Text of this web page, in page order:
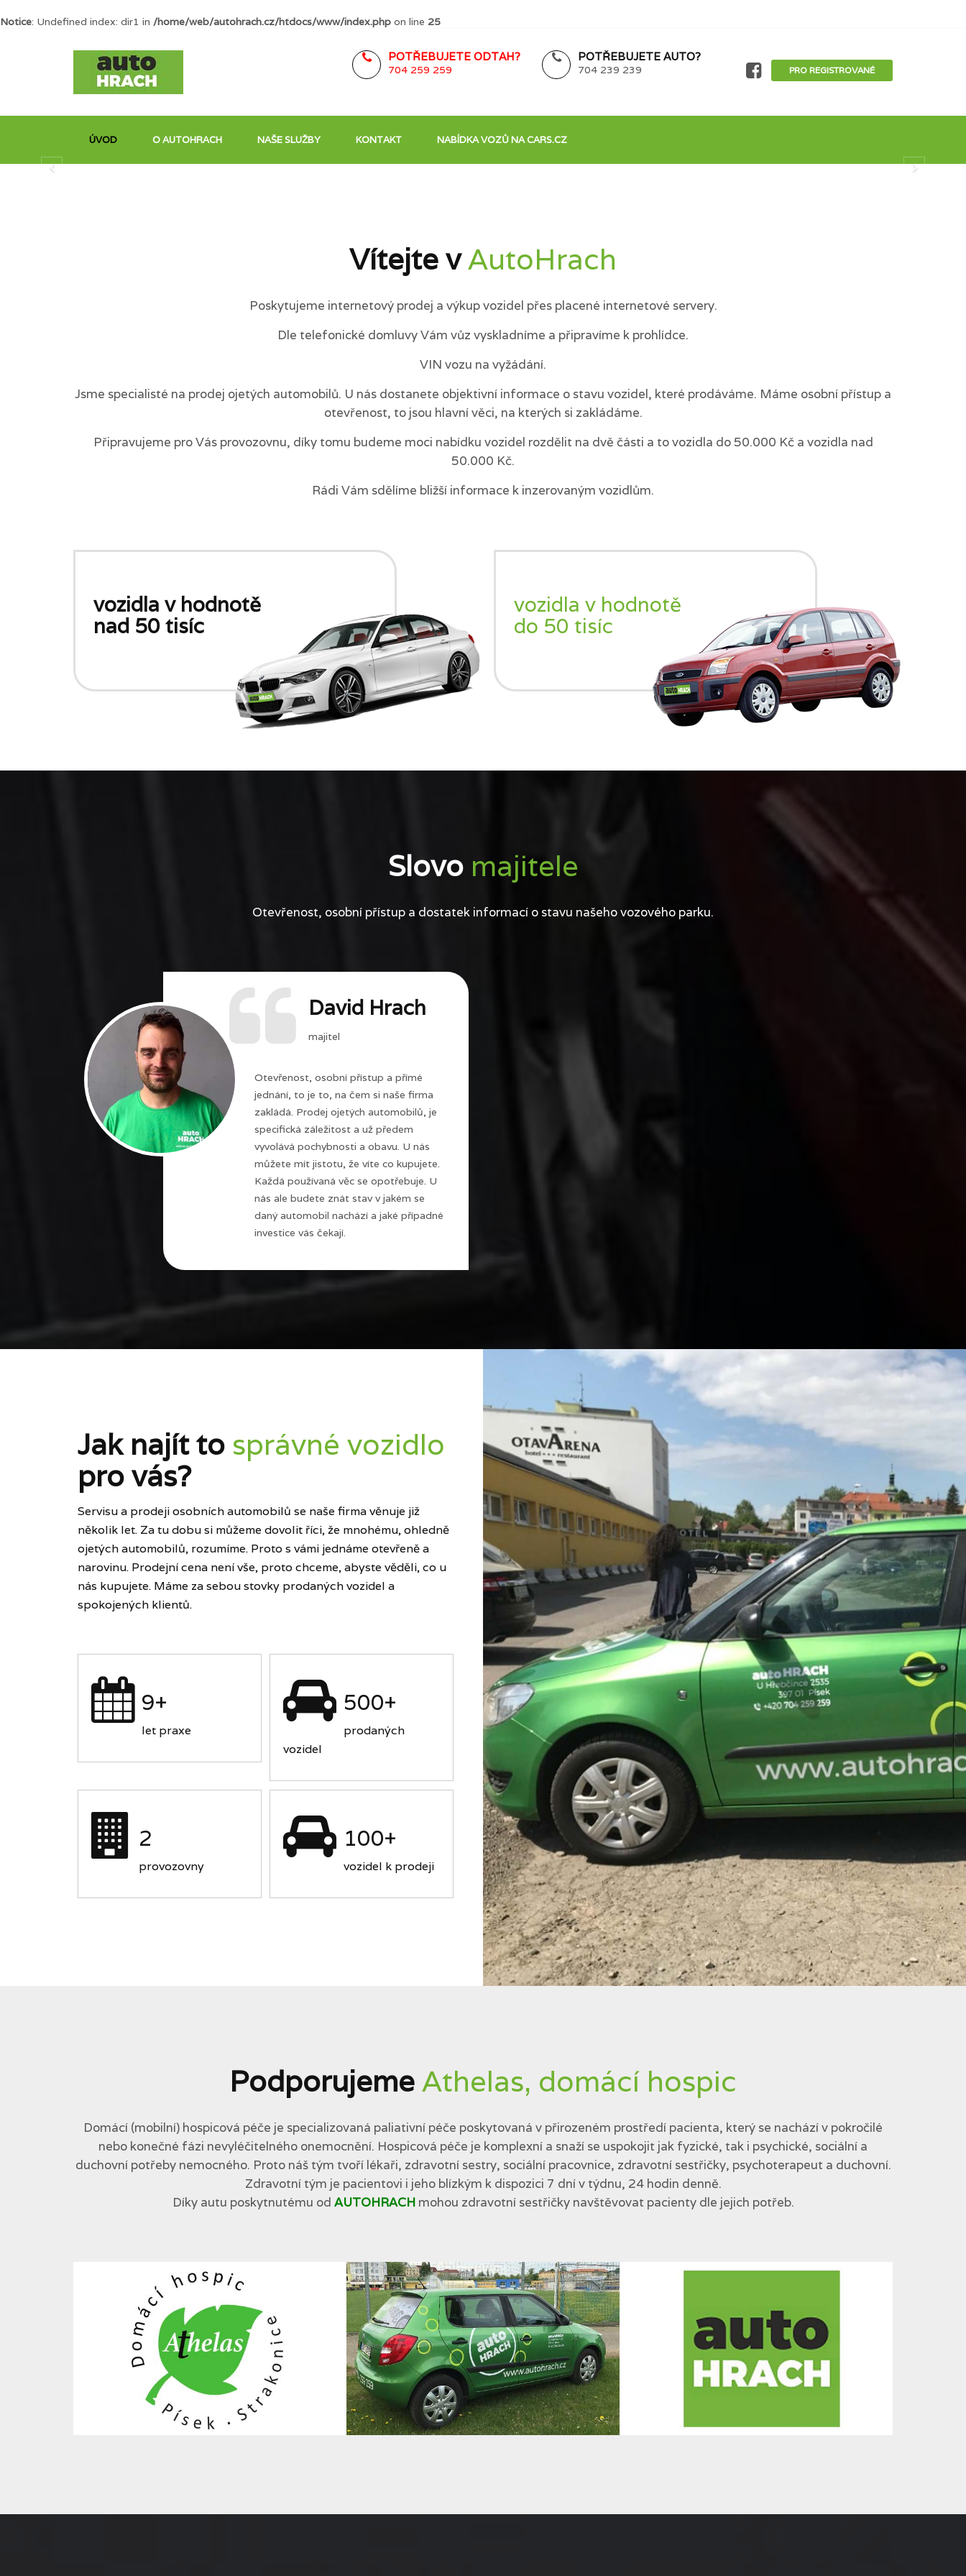
Notice: Undefined index: dir1 in /home/web/autohrach.cz/htdocs/www/index.php on line 25
POTŘEBUJETE ODTAH?
704 259 259
POTŘEBUJETE AUTO?
704 239 239 PRO REGISTROVANÉ
ÚVOD O AUTOHRACH NAŠE SLUŽBY KONTAKT NABÍDKA VOZŮ NA CARS.CZ
Vítejte vAutoHrach
Poskytujeme internetový prodej a výkup vozidel přes placené internetové servery.
Dle telefonické domluvy Vám vůz vyskladníme a připravíme k prohlídce.
VIN vozu na vyžádání.
Jsme specialisté na prodej ojetých automobilů. U nás dostanete objektivní informace o stavu vozidel, které prodáváme. Máme osobní přístup a
otevřenost, to jsou hlavní věci, na kterých si zakládáme.
Připravujeme pro Vás provozovnu, díky tomu budeme moci nabídku vozidel rozdělit na dvě části a to vozidla do 50.000 Kč a vozidla nad
50.000 Kč.
Rádi Vám sdělíme bližší informace k inzerovaným vozidlům.
vozidla v hodnotě
nad 50 tisíc
vozidla v hodnotě
do 50 tisíc
Slovo majitele
Otevřenost, osobní přístup a dostatek informací o stavu našeho vozového parku.
David Hrach
majitel
Otevřenost, osobní přístup a přímé
jednání, to je to, na čem si naše firma
zakládá. Prodej ojetých automobilů, je
specifická záležitost a už předem
vyvolává pochybnosti a obavu. U nás
můžete mít jistotu, že víte co kupujete.
Každá používaná věc se opotřebuje. U
nás ale budete znát stav v jakém se
daný automobil nachází a jaké případné
investice vás čekají.
Jak najít to správné vozidlo
pro vás?
Servisu a prodeji osobních automobilů se naše firma věnuje již
několik let. Za tu dobu si můžeme dovolit říci, že mnohému, ohledně
ojetých automobilů, rozumíme. Proto s vámi jednáme otevřeně a
narovinu. Prodejní cena není vše, proto chceme, abyste věděli, co u
nás kupujete. Máme za sebou stovky prodaných vozidel a
spokojených klientů.
9+
let praxe
500+
prodaných
vozidel
2
provozovny
100+
vozidel k prodeji
PodporujemeAthelas, domácí hospic
Domácí (mobilní) hospicová péče je specializovaná paliativní péče poskytovaná v přirozeném prostředí pacienta, který se nachází v pokročilé
nebo konečné fázi nevyléčitelného onemocnění. Hospicová péče je komplexní a snaží se uspokojit jak fyzické, tak i psychické, sociální a
duchovní potřeby nemocného. Proto náš tým tvoří lékaři, zdravotní sestry, sociální pracovnice, zdravotní sestřičky, psychoterapeut a duchovní.
Zdravotní tým je pacientovi i jeho blízkým k dispozici 7 dní v týdnu, 24 hodin denně.
Díky autu poskytnutému od AUTOHRACHmohou zdravotní sestřičky navštěvovat pacienty dle jejich potřeb.